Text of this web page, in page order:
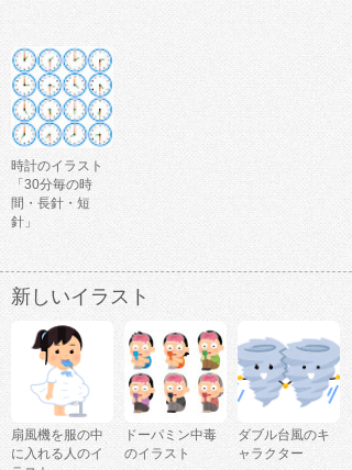
時計のイラスト
「30分毎の時
間・長針・短
針」
新しいイラスト
扇風機を服の中
に入れる人のイ
ドーパミン中毒
のイラスト
ダブル台風のキ
ャラクター